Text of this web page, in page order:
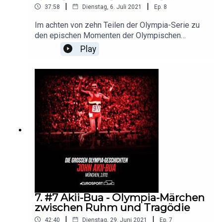
37:58 | Dienstag, 6. Juli 2021 | Ep. 8
Im achten von zehn Teilen der Olympia-Serie zu
den epischen Momenten der Olympischen
Geschichte geht es um den erfolgreichsten
Wasserspringer aller Zeiten, Greg Louganis.Der
Angeles und Seoul doppelter Doppel-
Olympiasieger. Doch Louganis musste während
seiner Karriere mit einer schweren Bürde
kämpfen: Er war HIV-positiv. Alles Wichtige aus
der Welt des Sports findet Ihr
auf Eurosport.de.Folgt uns auch auf unseren
Social-Media-
Kanälen:Twitter: @Eurosport_deInstagram: @euro
sportdeFacebook: @Eurosport
Play
7. #7 Akii-Bua - Olympia-Märchen
zwischen Ruhm und Tragödie
42:40 | Dienstag, 29. Juni 2021 | Ep. 7